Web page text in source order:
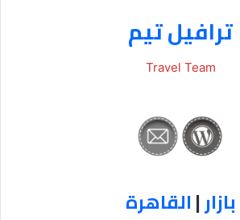
ترافيل تيم
Travel Team
بازار|القاهرة